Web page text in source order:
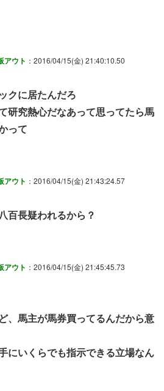
アウト ：2016/04/15(金) 21:40:10.50
クに居たんだろ
研究熱心だなあって思ってたら馬
って
アウト ：2016/04/15(金) 21:43:24.57
百長疑われるから？
アウト ：2016/04/15(金) 21:45:45.73
、馬主が馬券買ってるんだから意
にいくらでも指示できる立場なん